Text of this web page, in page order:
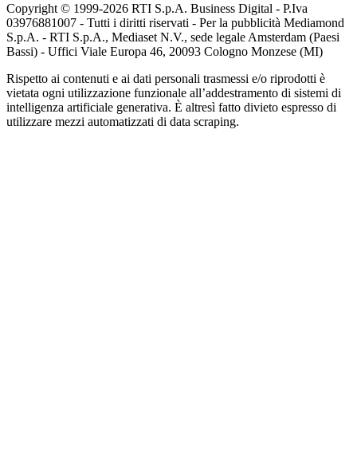
Copyright © 1999-2026 RTI S.p.A. Business Digital - P.Iva
03976881007 - Tutti i diritti riservati - Per la pubblicità Mediamond
S.p.A. - RTI S.p.A., Mediaset N.V., sede legale Amsterdam (Paesi
Bassi) - Uffici Viale Europa 46, 20093 Cologno Monzese (MI)
Rispetto ai contenuti e ai dati personali trasmessi e/o riprodotti è
vietata ogni utilizzazione funzionale all’addestramento di sistemi di
intelligenza artificiale generativa. È altresì fatto divieto espresso di
utilizzare mezzi automatizzati di data scraping.